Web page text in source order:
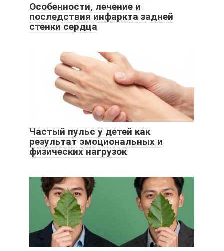
Особенности, лечение и
последствия инфаркта задней
стенки сердца
Частый пульс у детей как
результат эмоциональных и
физических нагрузок